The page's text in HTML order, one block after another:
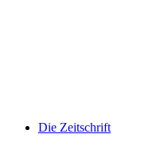
Die Zeitschrift